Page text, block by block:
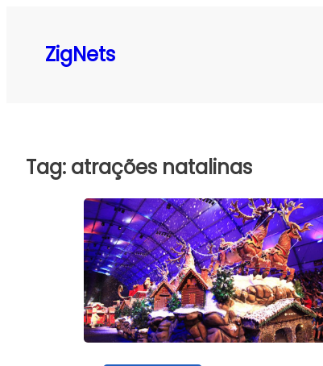
ZigNets
Tag: atrações natalinas